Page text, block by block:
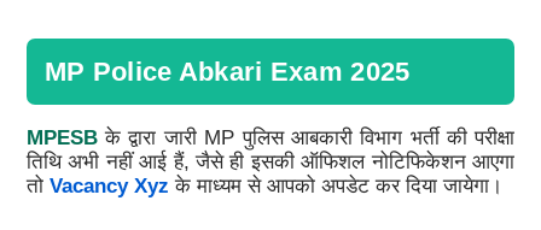
MP Police Abkari Exam 2025
MPESBके द्वारा जारी MP पुलिस आबकारी विभाग भर्ती की परीक्षा
तिथि अभी नहीं आई हैं, जैसे ही इसकी ऑफिशल नोटिफिकेशन आएगा
तो Vacancy Xyz के माध्यम से आपको अपडेट कर दिया जायेगा।